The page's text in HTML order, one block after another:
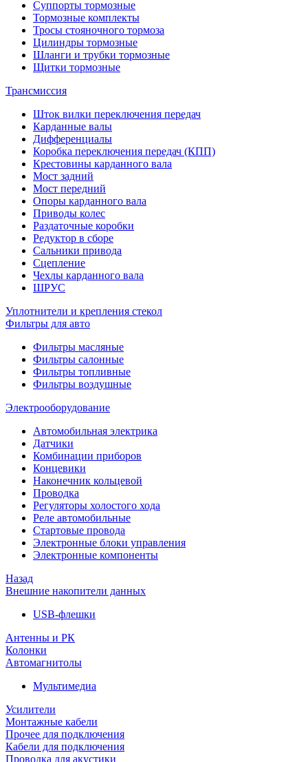
Суппорты тормозные
Тормозные комплекты
Тросы стояночного тормоза
Цилиндры тормозные
Шланги и трубки тормозные
Щитки тормозные
Трансмиссия
Шток вилки переключения передач
Карданные валы
Дифференциалы
Коробка переключения передач (КПП)
Крестовины карданного вала
Мост задний
Мост передний
Опоры карданного вала
Приводы колес
Раздаточные коробки
Редуктор в сборе
Сальники привода
Сцепление
Чехлы карданного вала
ШРУС
Уплотнители и крепления стекол
Фильтры для авто
Фильтры масляные
Фильтры салонные
Фильтры топливные
Фильтры воздушные
Электрооборудование
Автомобильная электрика
Датчики
Комбинации приборов
Концевики
Наконечник кольцевой
Проводка
Регуляторы холостого хода
Реле автомобильные
Стартовые провода
Электронные блоки управления
Электронные компоненты
Назад
Внешние накопители данных
USB-флешки
Антенны и РК
Колонки
Автомагнитолы
Мультимедиа
Усилители
Монтажные кабели
Прочее для подключения
Кабели для подключения
Проводка для акустики